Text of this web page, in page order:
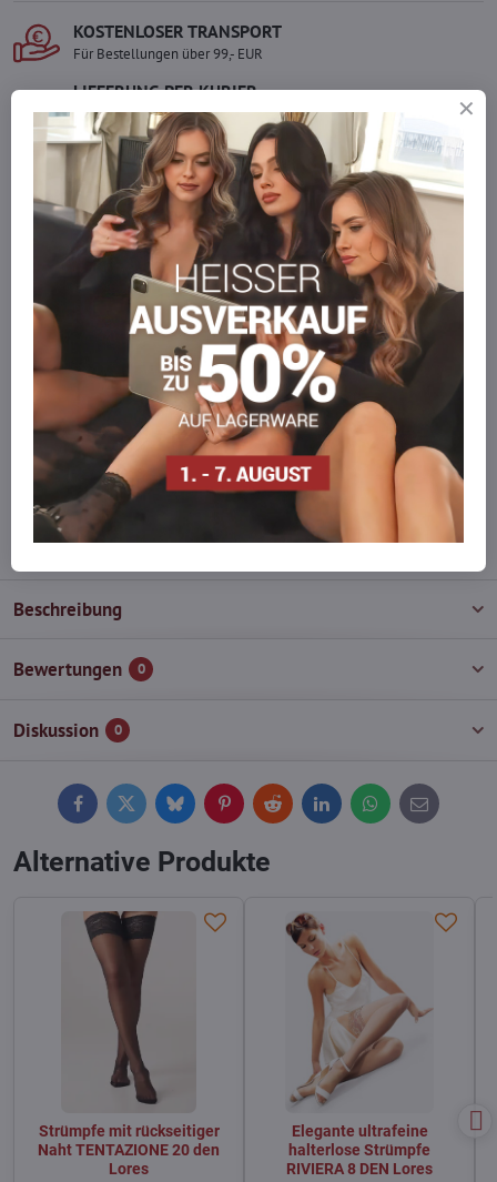
KOSTENLOSER TRANSPORT
Für Bestellungen über 99,- EUR
LIEFERUNG PER KURIER
Schnell und direkt nach Hause.
SICHERE ZAHLUNGEN
Gesicherte Online-Zahlungen
Ware auf Lager
Wir versenden sofort
Werden Sie Teil von everlady
Werden Sie Teil von everlady und genießen Sie einen5 %
Mitgliedervorteilbei jedem Einkauf.
Der Vorteil wird automatisch im Warenkorb angewendet.
Möchten Sie mehr bestellen, als wir
auf Lager haben?
Zögern Sie nicht, uns zu kontaktieren, wir füllen die Ware für Sie
wieder auf!
info​@everlady​.eu
Beschreibung
Bewertungen 0
Diskussion 0
FacebookTwitterBlueskyPinterestReddit LinkedInWhatsApp
E-
mail
Alternative Produkte
Strümpfe mit rückseitiger
Naht TENTAZIONE 20 den
Lores
Elegante ultrafeine
halterlose Strümpfe
RIVIERA 8 DEN Lores